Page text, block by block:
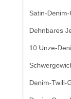
Satin-
Dehnbares
10 Unze-
Denim-Twill-